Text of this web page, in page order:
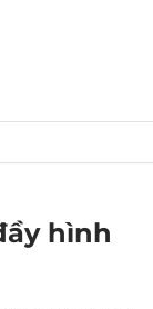
hình